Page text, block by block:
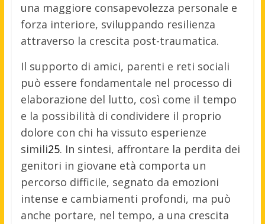
una maggiore consapevolezza personale e
forza interiore, sviluppando resilienza
attraverso la crescita post-traumatica.
Il supporto di amici, parenti e reti sociali
può essere fondamentale nel processo di
elaborazione del lutto, così come il tempo
e la possibilità di condividere il proprio
dolore con chi ha vissuto esperienze
simili25. In sintesi, affrontare la perdita dei
genitori in giovane età comporta un
percorso difficile, segnato da emozioni
intense e cambiamenti profondi, ma può
anche portare, nel tempo, a una crescita